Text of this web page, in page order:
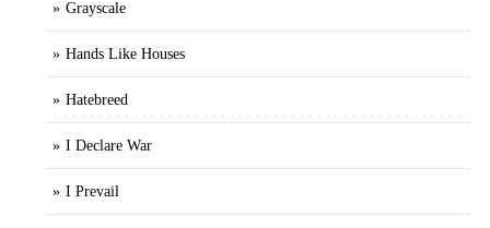
Grayscale
Hands Like Houses
Hatebreed
I Declare War
I Prevail